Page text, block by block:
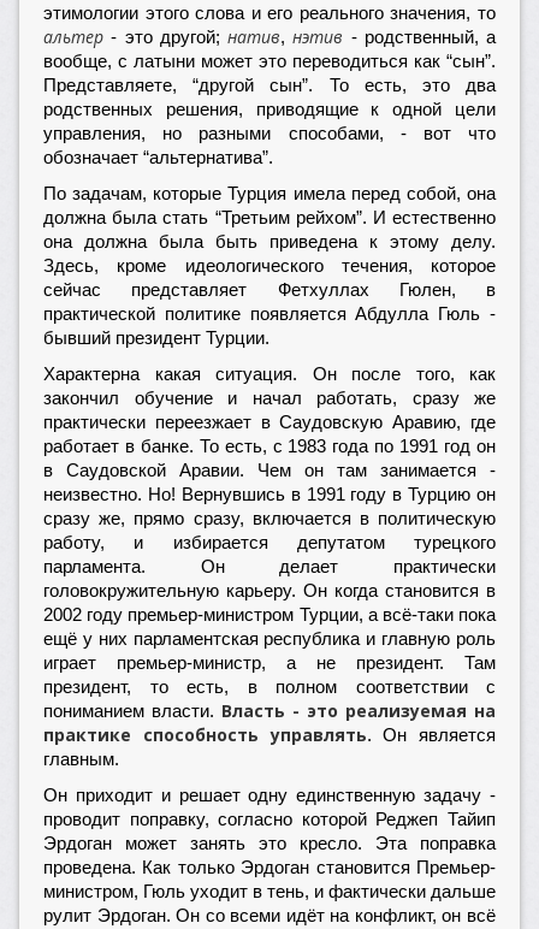
этимологии этого слова и его реального значения, то
альтер - это другой; натив,нэтив - родственный, а
вообще, с латыни может это переводиться как “сын”.
Представляете, “другой сын”. То есть, это два
родственных решения, приводящие к одной цели
управления, но разными способами, - вот что
обозначает “альтернатива”.
По задачам, которые Турция имела перед собой, она
должна была стать “Третьим рейхом”. И естественно
она должна была быть приведена к этому делу.
Здесь, кроме идеологического течения, которое
сейчас представляет Фетхуллах Гюлен, в
практической политике появляется Абдулла Гюль -
бывший президент Турции.
Характерна какая ситуация. Он после того, как
закончил обучение и начал работать, сразу же
практически переезжает в Саудовскую Аравию, где
работает в банке. То есть, с 1983 года по 1991 год он
в Саудовской Аравии. Чем он там занимается -
неизвестно. Но! Вернувшись в 1991 году в Турцию он
сразу же, прямо сразу, включается в политическую
работу, и избирается депутатом турецкого
парламента. Он делает практически
головокружительную карьеру. Он когда становится в
2002 году премьер-министром Турции, а всё-таки пока
ещё у них парламентская республика и главную роль
играет премьер-министр, а не президент. Там
президент, то есть, в полном соответствии с
пониманием власти. Власть - это реализуемая на
практике способность управлять. Он является
главным.
Он приходит и решает одну единственную задачу -
проводит поправку, согласно которой Реджеп Тайип
Эрдоган может занять это кресло. Эта поправка
проведена. Как только Эрдоган становится Премьер-
министром, Гюль уходит в тень, и фактически дальше
рулит Эрдоган. Он со всеми идёт на конфликт, он всё